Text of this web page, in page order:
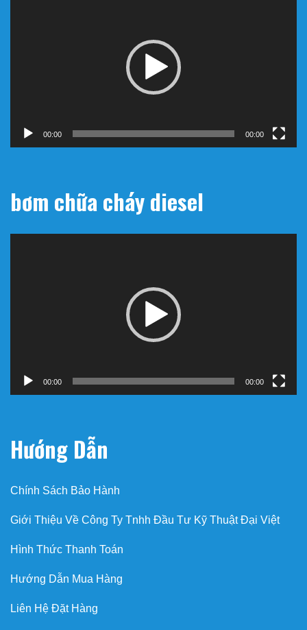
00:00 00:00
bơm chữa cháy diesel
00:00 00:00
Hướng Dẫn
Chính Sách Bảo Hành
Giới Thiệu Về Công Ty Tnhh Đầu Tư Kỹ Thuật Đại Việt
Hình Thức Thanh Toán
Hướng Dẫn Mua Hàng
Liên Hệ Đặt Hàng